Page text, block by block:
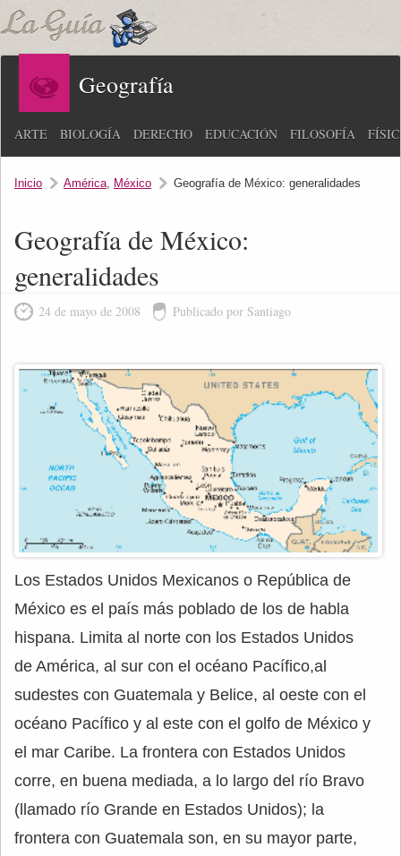
Geografía
ARTE BIOLOGÍA DERECHO EDUCACIÓN FILOSOFÍA
Inicio América, México Geografía de México: generalidades
Geografía de México:
generalidades
24 de mayo de 2008 Publicado por Santiago
Los Estados Unidos Mexicanos o República de
México es el país más poblado de los de habla
hispana. Limita al norte con los Estados Unidos
de América, al sur con el océano Pacífico,al
sudestes con Guatemala y Belice, al oeste con el
océano Pacífico y al este con el golfo de México y
el mar Caribe. La frontera con Estados Unidos
corre, en buena mediada, a lo largo del río Bravo
(llamado río Grande en Estados Unidos); la
frontera con Guatemala son, en su mayor parte,